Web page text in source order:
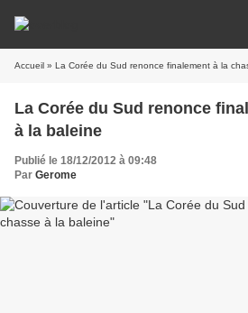
Accueil » La Corée du Sud renonce finalement à la
La Corée du Sud renonce
à la baleine
Publié le 18/12/2012 à 09:48
Par Gerome